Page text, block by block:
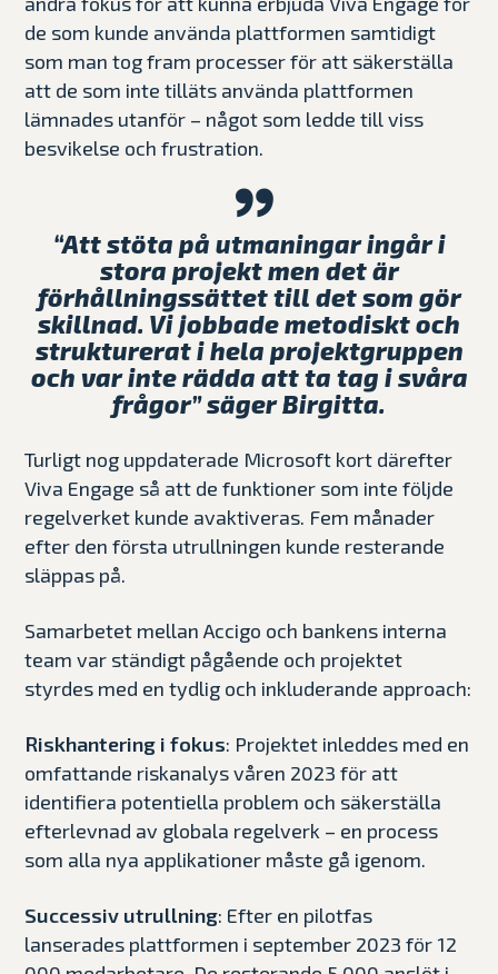
de som kunde använda plattformen samtidigt
som man tog fram processer för att säkerställa
att de som inte tilläts använda plattformen
lämnades utanför – något som ledde till viss
besvikelse och frustration.
“Att stöta på utmaningar ingår i
stora projekt men det är
förhållningssättet till det som gör
skillnad. Vi jobbade metodiskt och
strukturerat i hela projektgruppen
och var inte rädda att ta tag i svåra
frågor” säger Birgitta.
Turligt nog uppdaterade Microsoft kort därefter
Viva Engage så att de funktioner som inte följde
regelverket kunde avaktiveras. Fem månader
efter den första utrullningen kunde resterande
släppas på.
Samarbetet mellan Accigo och bankens interna
team var ständigt pågående och projektet
styrdes med en tydlig och inkluderande approach:
Riskhantering i fokus: Projektet inleddes med en
omfattande riskanalys våren 2023 för att
identifiera potentiella problem och säkerställa
efterlevnad av globala regelverk – en process
som alla nya applikationer måste gå igenom.
Successiv utrullning: Efter en pilotfas
lanserades plattformen i september 2023 för 12